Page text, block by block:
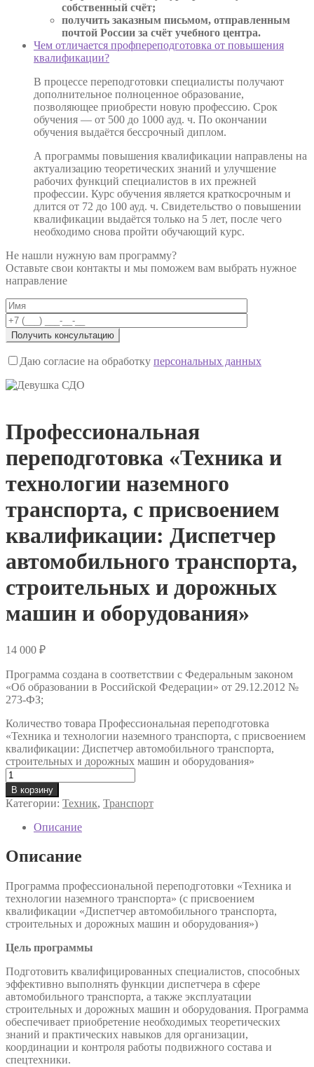
собственный счёт;
получить заказным письмом, отправленным
почтой России за счёт учебного центра.
Чем отличается профпереподготовка от повышения
квалификации?
В процессе переподготовки специалисты получают
дополнительное полноценное образование,
позволяющее приобрести новую профессию. Срок
обучения — от 500 до 1000 ауд. ч. По окончании
обучения выдаётся бессрочный диплом.
А программы повышения квалификации направлены на
актуализацию теоретических знаний и улучшение
рабочих функций специалистов в их прежней
профессии. Курс обучения является краткосрочным и
длится от 72 до 100 ауд. ч. Свидетельство о повышении
квалификации выдаётся только на 5 лет, после чего
необходимо снова пройти обучающий курс.
Не нашли нужную вам программу?
Оставьте свои контакты и мы поможем вам выбрать нужное
направление
Даю согласие на обработку персональных данных
Профессиональная
переподготовка «Техника и
технологии наземного
транспорта, с присвоением
квалификации: Диспетчер
автомобильного транспорта,
строительных и дорожных
машин и оборудования»
14 000 ₽
Программа создана в соответствии с Федеральным законом
«Об образовании в Российской Федерации» от 29.12.2012 №
273-ФЗ;
Количество товара Профессиональная переподготовка
«Техника и технологии наземного транспорта, с присвоением
квалификации: Диспетчер автомобильного транспорта,
строительных и дорожных машин и оборудования»
В корзину
Категории: Техник, Транспорт
Описание
Описание
Программа профессиональной переподготовки «Техника и
технологии наземного транспорта» (с присвоением
квалификации «Диспетчер автомобильного транспорта,
строительных и дорожных машин и оборудования»)
Цель программы
Подготовить квалифицированных специалистов, способных
эффективно выполнять функции диспетчера в сфере
автомобильного транспорта, а также эксплуатации
строительных и дорожных машин и оборудования. Программа
обеспечивает приобретение необходимых теоретических
знаний и практических навыков для организации,
координации и контроля работы подвижного состава и
спецтехники.